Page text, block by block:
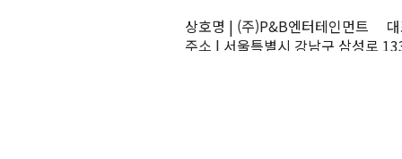
상호명 | (주)P&B엔터테인먼트
주소 | 서울특별시 강남구 삼성로